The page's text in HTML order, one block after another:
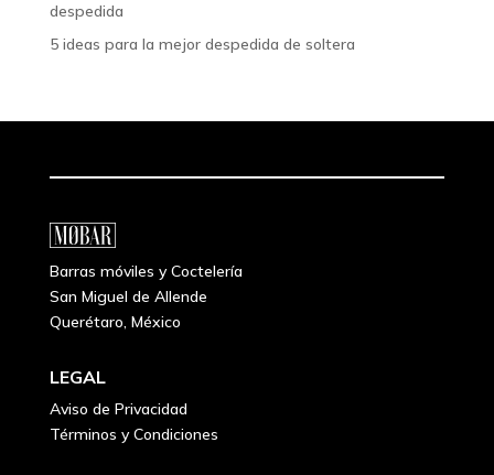
despedida
5 ideas para la mejor despedida de soltera
Barras móviles y Coctelería
San Miguel de Allende
Querétaro, México
LEGAL
Aviso de Privacidad
Términos y Condiciones